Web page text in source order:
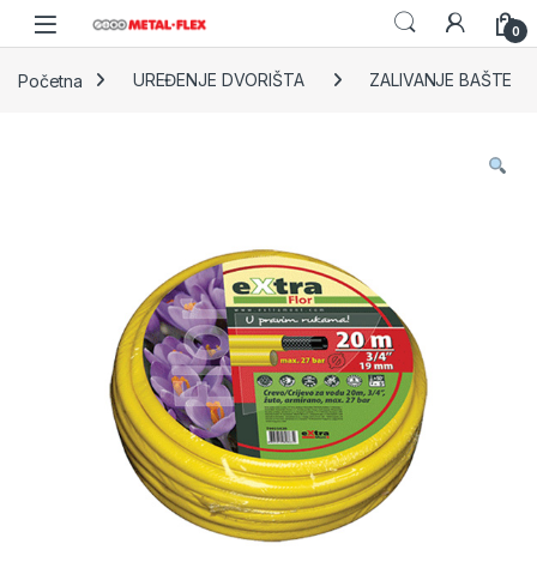
Skip to navigation
Skip to content
0
Početna UREĐENJE DVORIŠTA ZALIVANJE BAŠTE